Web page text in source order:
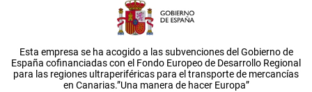
Esta empresa se ha acogido a las subvenciones del Gobierno de
España cofinanciadas con el Fondo Europeo de Desarrollo Regional
para las regiones ultraperiféricas para el transporte de mercancías
en Canarias.”Una manera de hacer Europa”